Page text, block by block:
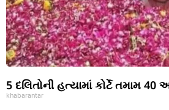
5 દલિતોની હત્યામાં કોર્ટે તમામ 40
khabarantar